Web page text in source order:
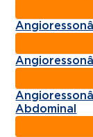
Abdominal